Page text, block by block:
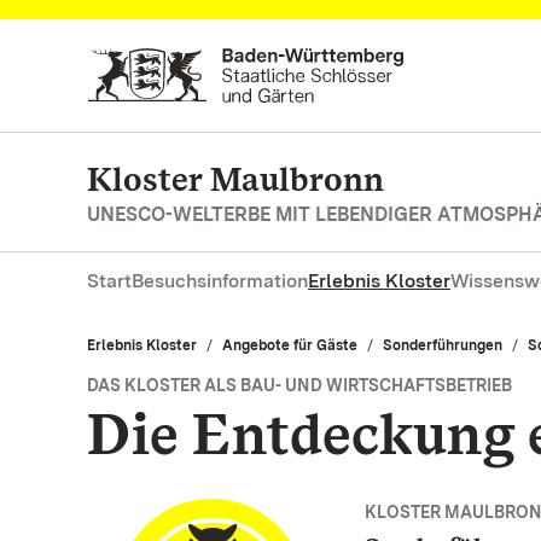
Zum Hauptinhalt springen
Kloster Maulbronn
UNESCO-WELTERBE MIT LEBENDIGER
StartBesuchsinformationErlebnis Kloster
Erlebnis Kloster Angebote für Gäste Sonderführungen
DAS KLOSTER ALS BAU- UND WIRTSCHAFTSBETRIEB
Die Entdeckung
KLOSTER